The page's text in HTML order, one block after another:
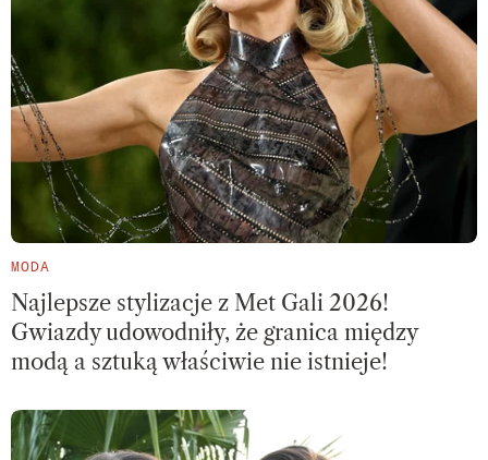
MODA
Najlepsze stylizacje z Met Gali 2026!
Gwiazdy udowodniły, że granica między
modą a sztuką właściwie nie istnieje!